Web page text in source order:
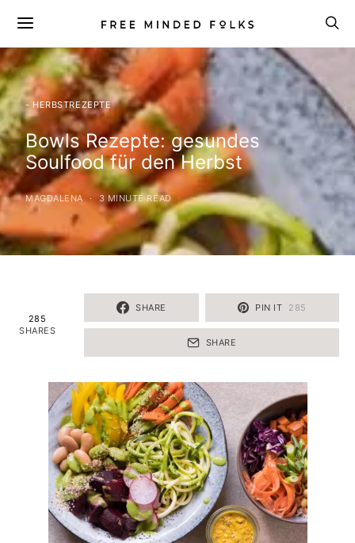
- HERBSTREZEPTE
Bowls Rezepte: gesundes
Soulfood für den Herbst
MAGDALENA 3 MINUTE READ
285
SHARES
SHARE PIN IT 285
SHARE